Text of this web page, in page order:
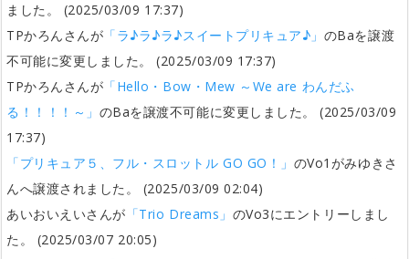
ました。 (2025/03/09 17:37)
TPかろんさんが 「ラ♪ラ♪ラ♪スイートプリキュア♪」 のBaを譲渡
不可能に変更しました。 (2025/03/09 17:37)
TPかろんさんが 「Hello・Bow・Mew ～We are わんだふ
る！！！！～」 のBaを譲渡不可能に変更しました。 (2025/03/09
17:37)
「プリキュア５、フル・スロットル GO GO！」 のVo1がみゆきさ
んへ譲渡されました。 (2025/03/09 02:04)
あいおいえいさんが 「Trio Dreams」 のVo3にエントリーしまし
た。 (2025/03/07 20:05)